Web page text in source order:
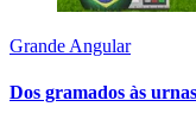
Grande Angular
Dos gramados às